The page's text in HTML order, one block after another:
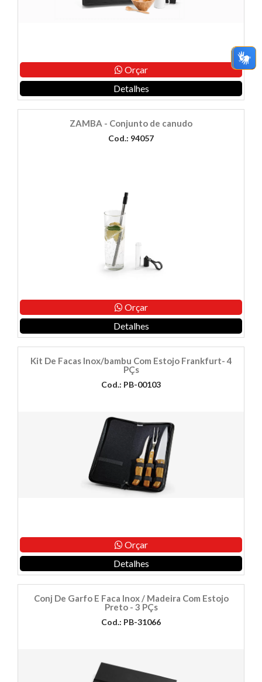
Orçar
Detalhes
ZAMBA - Conjunto de canudo
Cod.: 94057
Orçar
Detalhes
Kit De Facas Inox/bambu Com Estojo Frankfurt- 4
PÇs
Cod.: PB-00103
Orçar
Detalhes
Conj De Garfo E Faca Inox / Madeira Com Estojo
Preto - 3 PÇs
Cod.: PB-31066